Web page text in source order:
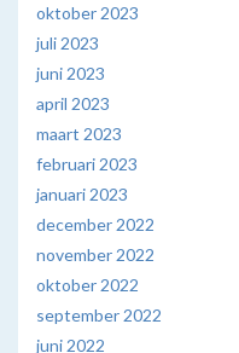
oktober 2023
juli 2023
juni 2023
april 2023
maart 2023
februari 2023
januari 2023
december 2022
november 2022
oktober 2022
september 2022
juni 2022